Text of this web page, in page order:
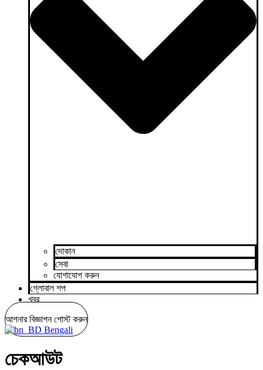
দোকান
সেবা
যোগাযোগ করুন
গ্লোবাল শপ
খবর
আপনার বিজ্ঞাপন পোস্ট করুন
Bengali
চেকআউট